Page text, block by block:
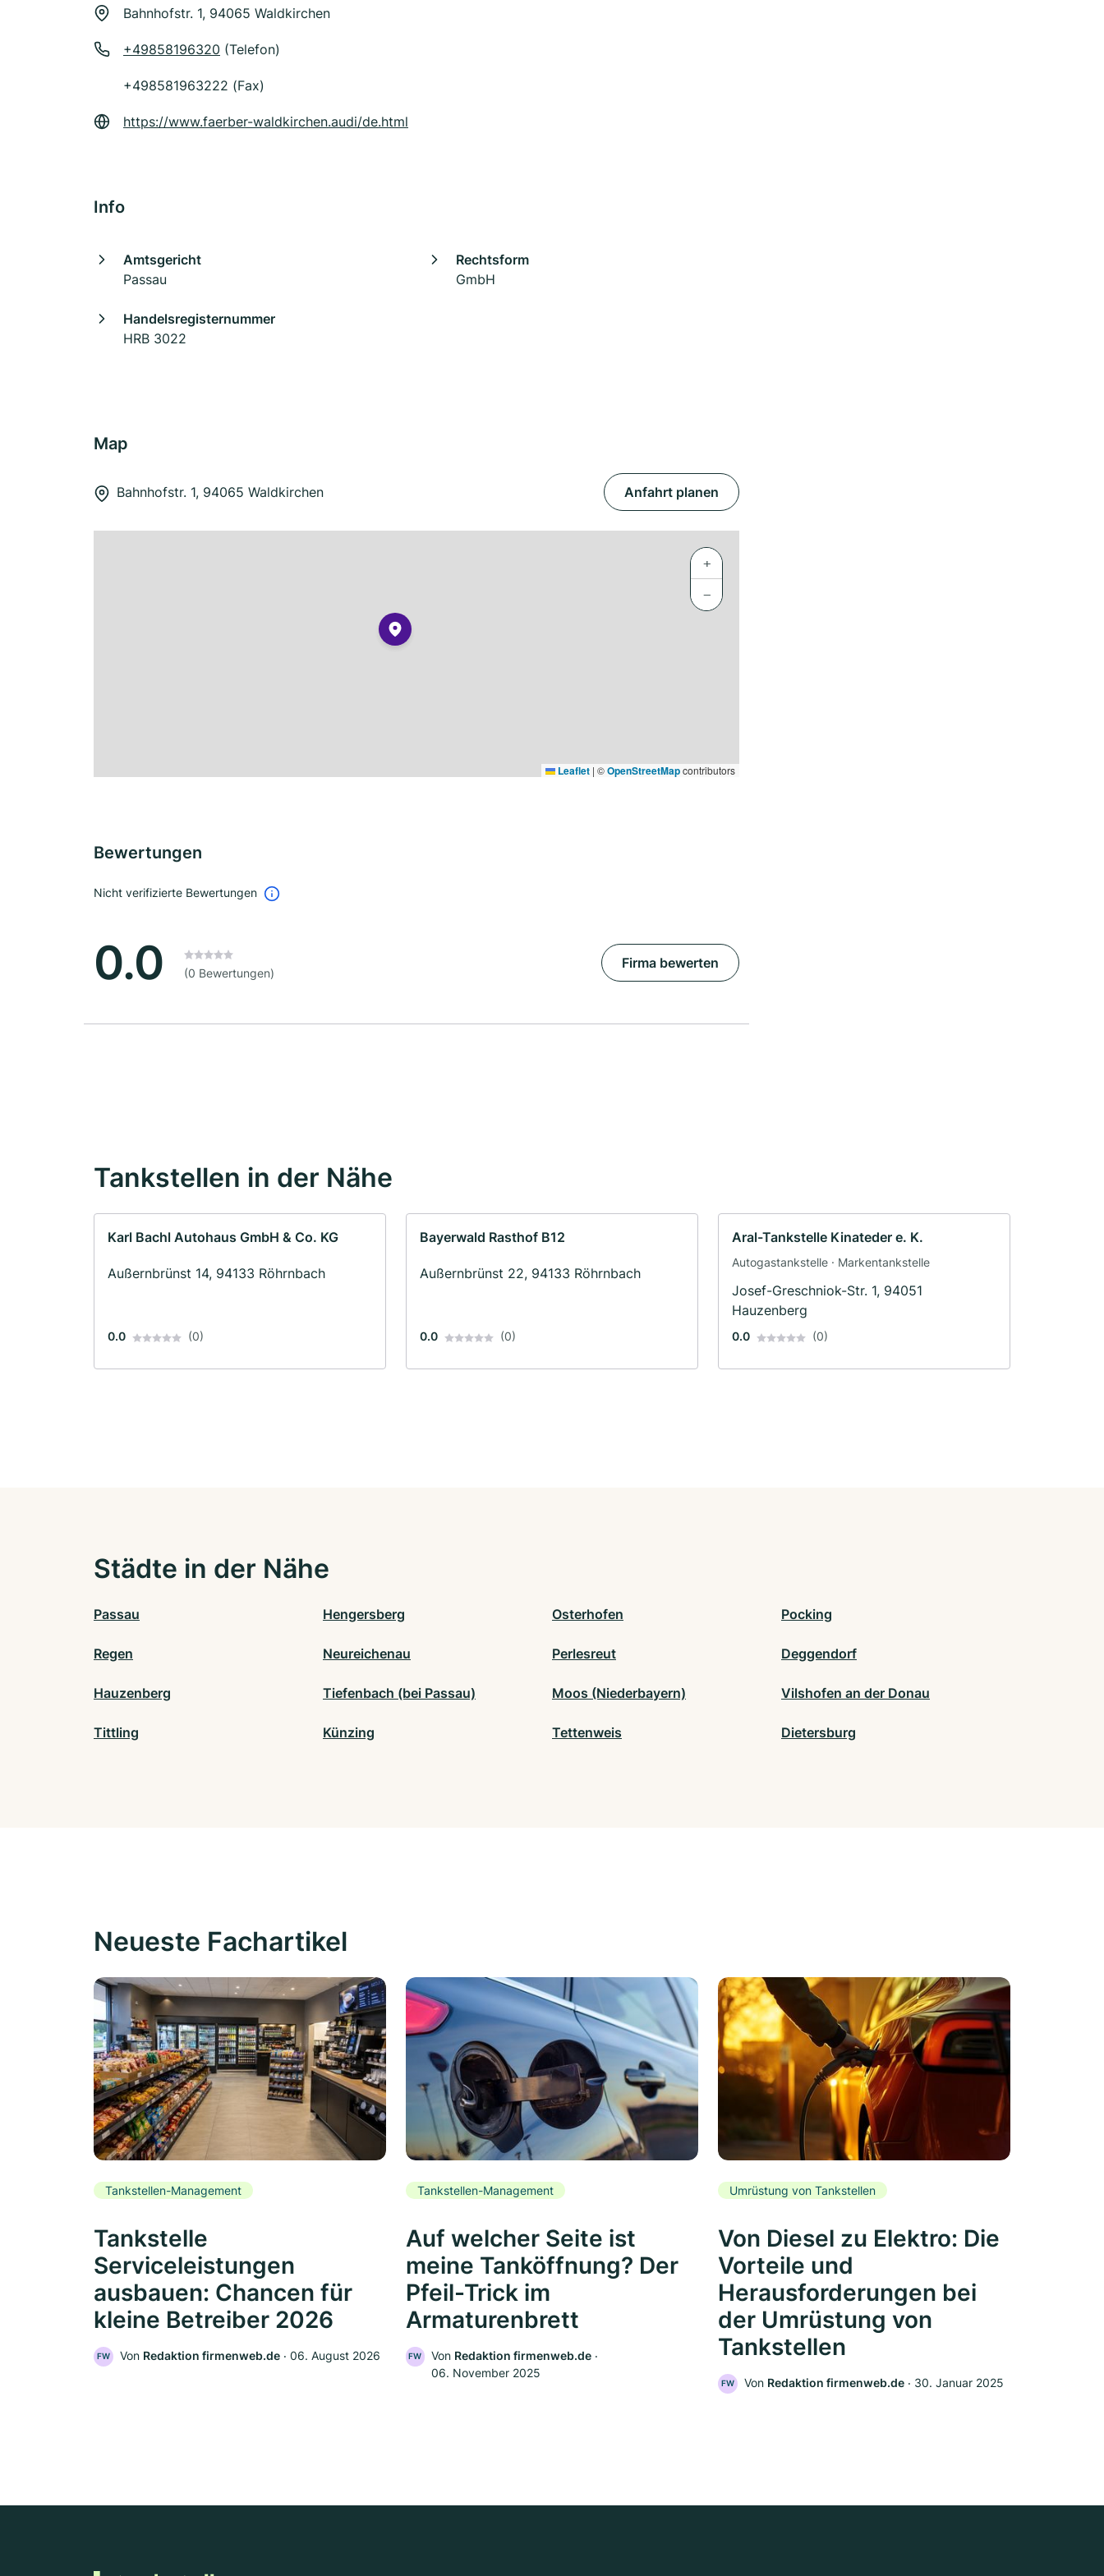
Bahnhofstr. 1, 94065 Waldkirchen
+49858196320 (Telefon)
+498581963222 (Fax)
https://www.faerber-waldkirchen.audi/de.html
Info
Amtsgericht
Passau
Rechtsform
GmbH
Handelsregisternummer
HRB 3022
Map
Bahnhofstr. 1, 94065 Waldkirchen Anfahrt planen
+
−
Leaflet | ©OpenStreetMapcontributors
Bewertungen
Nicht verifizierte Bewertungen
0.0 (0 Bewertungen)
Firma bewerten
Tankstellen in der Nähe
Karl Bachl Autohaus GmbH & Co. KG
Außernbrünst 14, 94133 Röhrnbach
0.0 (0)
Bayerwald Rasthof B12
Außernbrünst 22, 94133 Röhrnbach
0.0 (0)
Aral-Tankstelle Kinateder e. K.
Autogastankstelle · Markentankstelle
Josef-Greschniok-Str. 1, 94051
Hauzenberg
0.0 (0)
Städte in der Nähe
Passau Hengersberg Osterhofen Pocking
Regen Neureichenau Perlesreut Deggendorf
Hauzenberg Tiefenbach (bei Passau) Moos (Niederbayern) Vilshofen an der Donau
Tittling Künzing Tettenweis Dietersburg
Neueste Fachartikel
Tankstellen-Management
Tankstelle
Serviceleistungen
ausbauen: Chancen für
kleine Betreiber 2026
FW Von Redaktion firmenweb.de ‧ 06. August 2026
Tankstellen-Management
Auf welcher Seite ist
meine Tanköffnung? Der
Pfeil-Trick im
Armaturenbrett
FW Von Redaktion firmenweb.de‧
06. November 2025
Umrüstung von Tankstellen
Von Diesel zu Elektro: Die
Vorteile und
Herausforderungen bei
der Umrüstung von
Tankstellen
FW Von Redaktion firmenweb.de ‧ 30. Januar 2025